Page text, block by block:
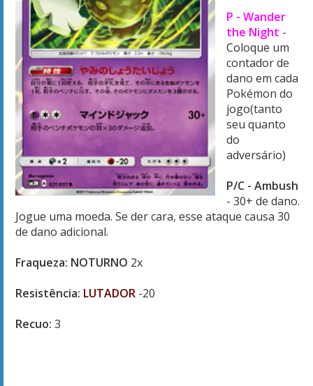
P - Wander
the Night -
Coloque um
contador de
dano em cada
Pokémon do
jogo(tanto
seu quanto
do
adversário)
P/C - Ambush
- 30+ de dano.
Jogue uma moeda. Se der cara, esse ataque causa 30
de dano adicional.
Fraqueza: NOTURNO 2x
Resistência: LUTADOR -20
Recuo: 3